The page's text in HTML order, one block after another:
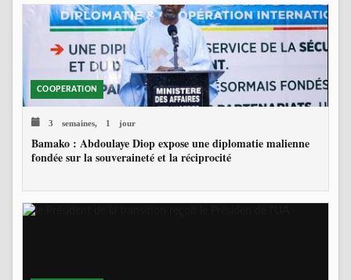
COOPERATION
3 semaines, 1 jour
Bamako : Abdoulaye Diop expose une diplomatie malienne
fondée sur la souveraineté et la réciprocité